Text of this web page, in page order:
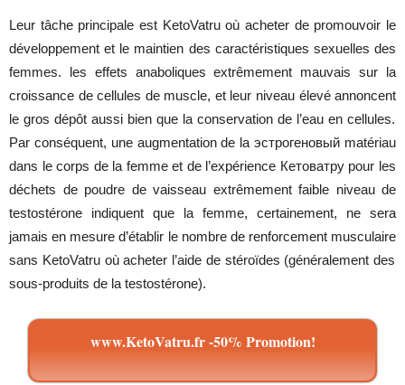
Leur tâche principale est KetoVatru où acheter de promouvoir le
développement et le maintien des caractéristiques sexuelles des
femmes. les effets anaboliques extrêmement mauvais sur la
croissance decellules de muscle, et leur niveau élevé annoncent
le gros dépôt aussi bien que la conservation de l’eau en cellules.
Par conséquent, une augmentationde laэстрогеновый matériau
dans lecorps de la femmeet de l’expérience Кетоватру pour les
déchets de poudre de vaisseau extrêmement faible niveaude
testostérone
indiquent que la femme, certainement, ne sera
jamais en mesure d’établir le nombrede renforcement musculaire
sans KetoVatru où acheter l’aide de stéroïdes (généralement des
sous-produits de la testostérone).
www.KetoVatru.fr -50% Promotion!